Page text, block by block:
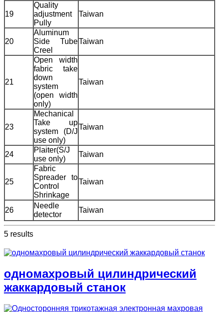
19
Quality
adjustment
Pully
Taiwan
20
Aluminum
Side Tube
Creel
Taiwan
21
Open width
fabric take
down
system
(open width
only)
Taiwan
23
Mechanical
Take up
system (D/J
use only)
Taiwan
24
Plaiter(S/J
use only)
Taiwan
25
Fabric
Spreader to
Control
Shrinkage
Taiwan
26
Needle
detector
Taiwan
5 results
одномахровый цилиндрический
жаккардовый станок